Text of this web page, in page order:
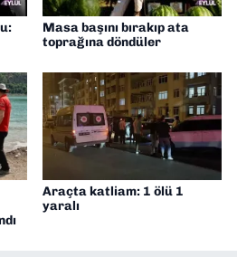
Masa başını bırakıp ata
toprağına döndüler
Araçta katliam: 1 ölü 1
yaralı